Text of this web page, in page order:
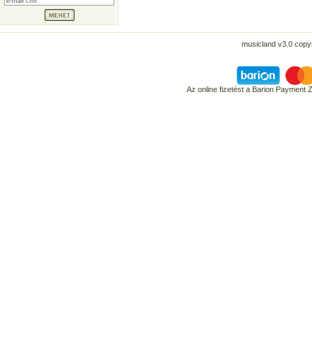
musicland v3.0
Az online fizetést a Barion Payment